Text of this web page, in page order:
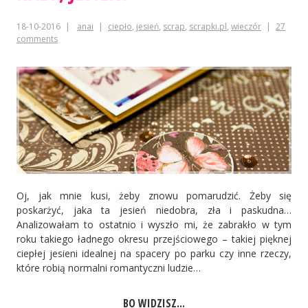
18-10-2016 anai ciepło, jesień, scrap, scrapki.pl, wieczór
27
comments
Oj, jak mnie kusi, żeby znowu pomarudzić. Żeby się
poskarżyć, jaka ta jesień niedobra, zła i paskudna…
Analizowałam to ostatnio i wyszło mi, że zabrakło w tym
roku takiego ładnego okresu przejściowego – takiej pięknej
ciepłej jesieni idealnej na spacery po parku czy inne rzeczy,
które robią normalni romantyczni ludzie…
BO WIDZISZ...